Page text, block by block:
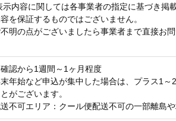
内容に関しては各事業者の指定に基づき掲
を保証するものではございません。
明の点がございましたら事業者まで直接お
認から1週間～1ヶ月程度
年始など申込が集中した場合は、プラス1～
がございます。
不可エリア：クール便配送不可の一部離島